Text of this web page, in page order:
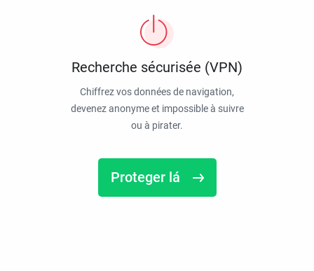
Recherche sécurisée (VPN)
Chiffrez vos données de navigation,
devenez anonyme et impossible à suivre
ou à pirater.
Proteger lá